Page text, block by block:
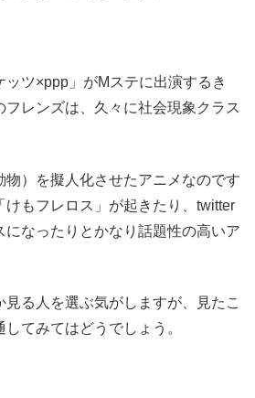
ツ×ppp」がMステに出演するき
フレンズは、久々に社会現象クラス
物）を擬人化させたアニメなのです
けもフレロス」が起きたり、twitter
になったりとかなり話題性の高いア
る人を選ぶ気がしますが、見たこ
てみてはどうでしょう。